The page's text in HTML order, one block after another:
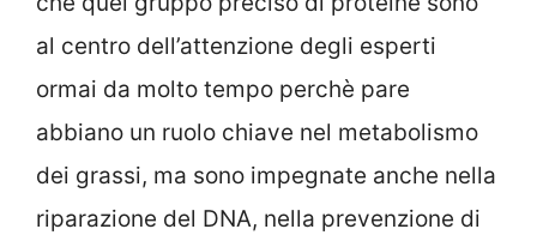
al centro dell’attenzione degli esperti
ormai da molto tempo perchè pare
abbiano un ruolo chiave nel metabolismo
dei grassi, ma sono impegnate anche nella
riparazione del DNA, nella prevenzione di